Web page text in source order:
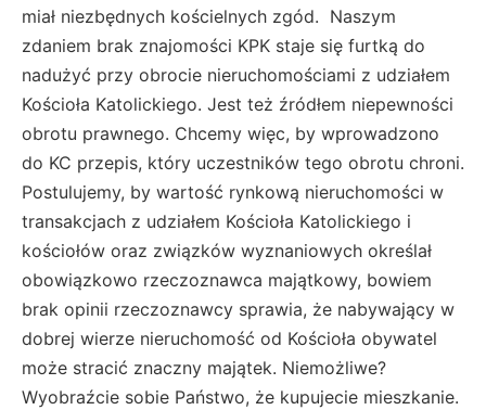
miał niezbędnych kościelnych zgód. Naszym
zdaniem brak znajomości KPK staje się furtką do
nadużyć przy obrocie nieruchomościami z udziałem
Kościoła Katolickiego. Jest też źródłem niepewności
obrotu prawnego. Chcemy więc, by wprowadzono
do KC przepis, który uczestników tego obrotu chroni.
Postulujemy, by wartość rynkową nieruchomości w
transakcjach z udziałem Kościoła Katolickiego i
kościołów oraz związków wyznaniowych określał
obowiązkowo rzeczoznawca majątkowy, bowiem
brak opinii rzeczoznawcy sprawia, że nabywający w
dobrej wierze nieruchomość od Kościoła obywatel
może stracić znaczny majątek. Niemożliwe?
Wyobraźcie sobie Państwo, że kupujecie mieszkanie.